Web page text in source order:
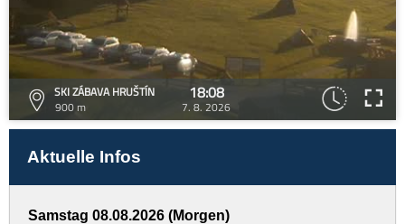
SKI ZÁBAVA HRUŠTÍN
900 m
18:08
7. 8. 2026
Aktuelle Infos
Samstag 08.08.2026 (Morgen)